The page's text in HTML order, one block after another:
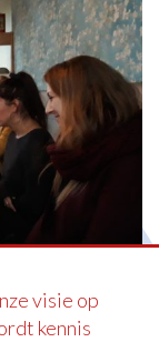
visie op
kennis